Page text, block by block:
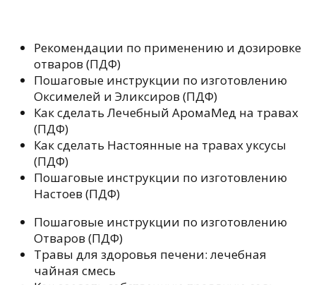
Рекомендации по применению и дозировке
отваров (ПДФ)
Пошаговые инструкции по изготовлению
Оксимелей и Эликсиров (ПДФ)
Как сделать Лечебный АромаМед на травах
(ПДФ)
Как сделать Настоянные на травах уксусы
(ПДФ)
Пошаговые инструкции по изготовлению
Настоев (ПДФ)
Пошаговые инструкции по изготовлению
Отваров (ПДФ)
Травы для здоровья печени: лечебная
чайная смесь